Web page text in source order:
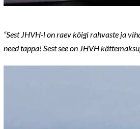
“Sest JHVH-l on raev kõigi rahvaste ja
need tappa! Sest see on JHVH